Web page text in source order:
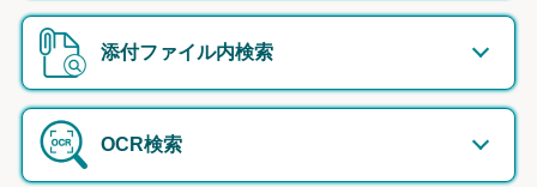
添付ファイル内検索
OCR検索